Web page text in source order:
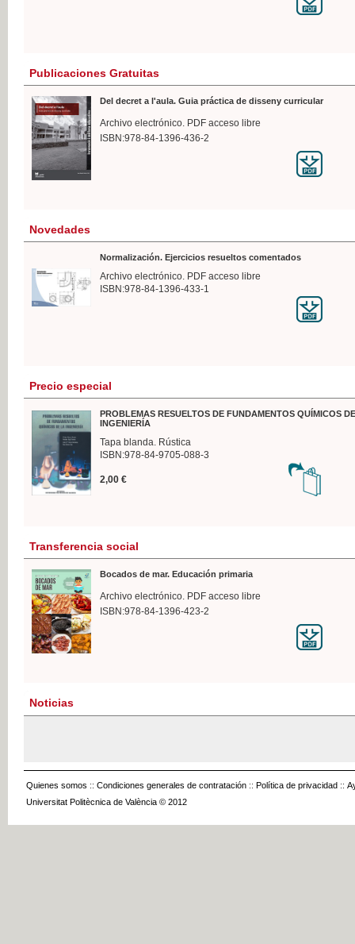
Publicaciones Gratuitas
Del decret a l'aula. Guia práctica de disseny curricular
Archivo electrónico. PDF acceso libre
ISBN:978-84-1396-436-2
Novedades
Normalización. Ejercicios resueltos comentados
Archivo electrónico. PDF acceso libre
ISBN:978-84-1396-433-1
Precio especial
PROBLEMAS RESUELTOS DE FUNDAMENTOS QUÍMICOS
INGENIERÍA
Tapa blanda. Rústica
ISBN:978-84-9705-088-3
2,00 €
Transferencia social
Bocados de mar. Educación primaria
Archivo electrónico. PDF acceso libre
ISBN:978-84-1396-423-2
Noticias
Quienes somos :: Condiciones generales de contratación :: Política de privacidad ::
Universitat Politècnica de València © 2012